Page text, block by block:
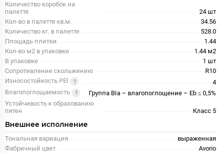
Количество коробок на
палетте
24 шт
Кол-во в палетте кв.м.
34.56
Количество кг. в палетте
528.0
Площадь плитки
1.44
Кол-во м2 в упаковке
1.44 м2
В упаковке
1 шт
Сопротивление скольжению
R10
Износостойкость PEI
4
Влагопоглощаемость
Группа BIa – влагопоглощение – Eb ≤ 0,5%
Устойчивость к образованию
пятен
Класс 5
Внешнее исполнение
Тональная вариация
выраженная
Фабричный цвет
Avorio